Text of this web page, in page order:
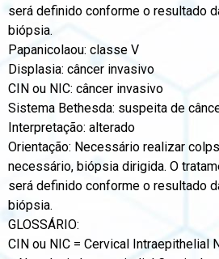
será definido conforme o resultado
biópsia.
Papanicolaou: classe V
Displasia: câncer invasivo
CIN ou NIC: câncer invasivo
Sistema Bethesda: suspeita de
Interpretação: alterado
Orientação: Necessário realizar
necessário, biópsia dirigida. O
será definido conforme o resultado
biópsia.
GLOSSÁRIO:
CIN ou NIC = Cervical Intraepithelial